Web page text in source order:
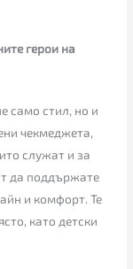
герои на
само стил, но и
чекмеджета,
служат и за
да поддържате
и комфорт. Те
като детски